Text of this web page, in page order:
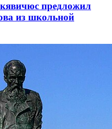
предложил
из школьной